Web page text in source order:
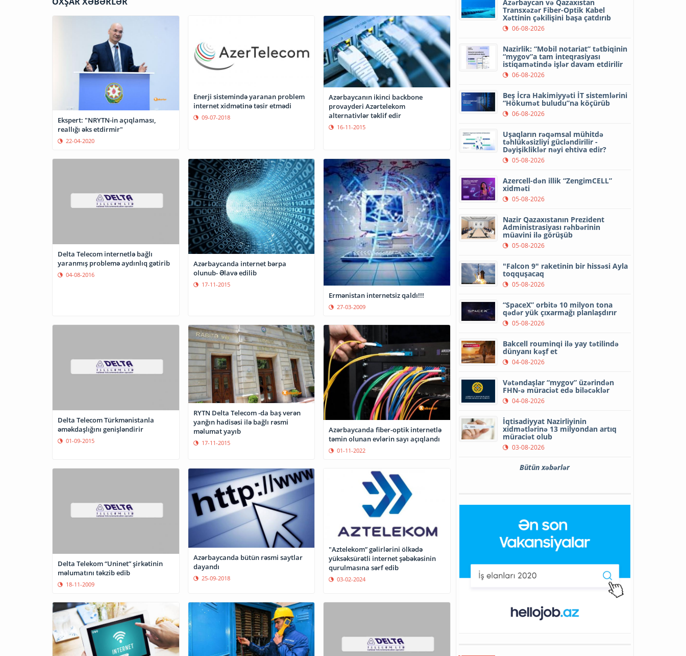
Ekspert: "NRYTN-in açıqlaması,
reallığı əks etdirmir"
22-04-2020
Enerji sistemində yaranan problem
internet xidmətinə təsir etmədi
09-07-2018
Azərbaycanın ikinci backbone
provayderi Azərtelekom
alternativlər təklif edir
16-11-2015
Delta Telecom internetlə bağlı
yaranmış problemə aydınlıq gətirib
04-08-2016
Azərbaycanda internet bərpa
olunub- Əlavə edilib
17-11-2015
Ermənistan internetsiz qaldı!!!
27-03-2009
Delta Telecom Türkmənistanla
əməkdaşlığını genişləndirir
01-09-2015
RYTN Delta Telecom -da baş verən
yanğın hadisəsi ilə bağlı rəsmi
məlumat yayıb
17-11-2015
Azərbaycanda fiber-optik internetlə
təmin olunan evlərin sayı açıqlandı
01-11-2022
Delta Telekom “Uninet” şirkətinin
məlumatını təkzib edib
18-11-2009
Azərbaycanda bütün rəsmi saytlar
dayandı
25-09-2018
"Aztelekom” gəlirlərini ölkədə
yüksəksürətli internet şəbəkəsinin
qurulmasına sərf edib
03-02-2024
Azərbaycan və Qazaxıstan
Transxəzər Fiber-Optik Kabel
Xəttinin çəkilişini başa çatdırıb
06-08-2026
Nazirlik: “Mobil notariat” tətbiqinin
“mygov”a tam inteqrasiyası
istiqamətində işlər davam etdirilir
06-08-2026
Beş İcra Hakimiyyəti İT sistemlərini
“Hökumət buludu”na köçürüb
06-08-2026
Uşaqların rəqəmsal mühitdə
təhlükəsizliyi gücləndirilir -
Dəyişikliklər nəyi ehtiva edir?
05-08-2026
Azercell-dən illik “ZengimCELL”
xidməti
05-08-2026
Nazir Qazaxıstanın Prezident
Administrasiyası rəhbərinin
müavini ilə görüşüb
05-08-2026
"Falcon 9" raketinin bir hissəsi Ayla
toqquşacaq
05-08-2026
“SpaceX” orbitə 10 milyon tona
qədər yük çıxarmağı planlaşdırır
05-08-2026
Bakcell rouminqi ilə yay tətilində
dünyanı kəşf et
04-08-2026
Vətəndaşlar “mygov” üzərindən
FHN-ə müraciət edə biləcəklər
04-08-2026
İqtisadiyyat Nazirliyinin
xidmətlərinə 13 milyondan artıq
müraciət olub
03-08-2026
Bütün xəbərlər